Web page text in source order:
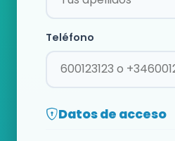
Teléfono
Datos de acceso